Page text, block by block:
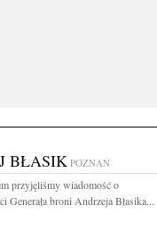
BŁASIKPOZNAŃ
przyjęliśmy wiadomość o
Generała broni Andrzeja Błasika...